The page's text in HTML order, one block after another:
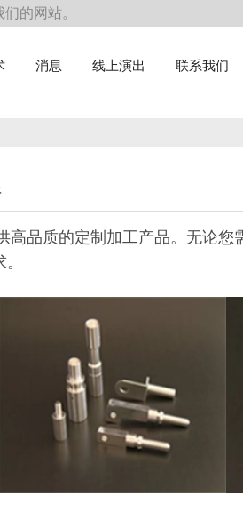
的网站。
消息 线上演出 联系我们
高品质的定制加工产品。无论您